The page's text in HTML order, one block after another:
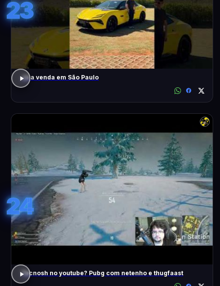
23
Já a venda em São Paulo
24
Tecnosh no youtube? Pubg com netenho e thugfaast